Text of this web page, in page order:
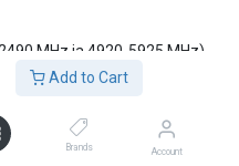
Add to Cart
Brands Account
MHz ja 4920-5925 MHz) -
90 mm Katso tarkemmat